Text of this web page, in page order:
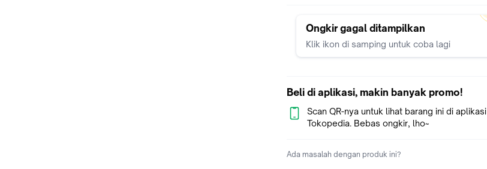
- Berat : ± 225 gram
- Berat : ± 258 gram
28
- Diameter : ± 28 cm
Ongkir gagal ditampilkan
Klik ikon di samping untuk coba lagi
Beli di aplikasi, makin banyak promo!
Scan QR-nya untuk lihat barang ini di aplikasi
Tokopedia. Bebas ongkir, lho~
Ada masalah dengan produk ini?